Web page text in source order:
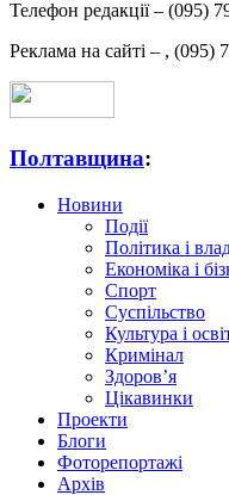
Телефон редакції – (095)
Реклама на сайті – , (095)
Полтавщина:
Новини
Події
Політика і
Економіка і
Спорт
Суспільство
Культура і
Кримінал
Здоров’я
Цікавинки
Проекти
Блоги
Фоторепортажі
Архів